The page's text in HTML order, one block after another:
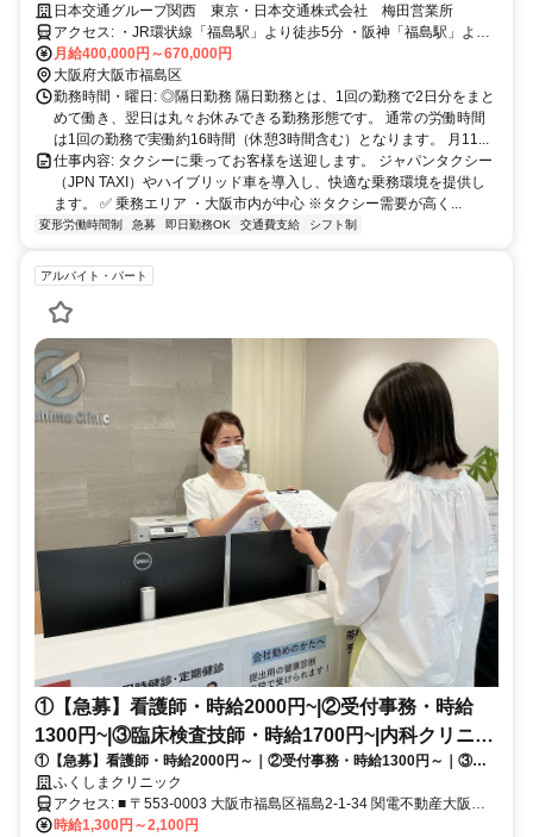
で未経験から稼げる！
日本交通グループ関西 東京・日本交通株式会社 梅田営業所
アクセス: ・JR環状線「福島駅」より徒歩5分 ・阪神「福島駅」より
徒歩6分 ✅ マイカー（車・バイク）通勤：可
月給400,000円～670,000円
大阪府大阪市福島区
勤務時間・曜日: ◎隔日勤務 隔日勤務とは、1回の勤務で2日分をまと
めて働き、翌日は丸々お休みできる勤務形態です。 通常の労働時間
は1回の勤務で実働約16時間（休憩3時間含む）となります。 月11...
仕事内容: タクシーに乗ってお客様を送迎します。 ジャパンタクシー
（JPN TAXI）やハイブリッド車を導入し、快適な乗務環境を提供し
ます。 ✅ 乗務エリア ・大阪市内が中心 ※タクシー需要が高く...
変形労働時間制 急募 即日勤務OK 交通費支給 シフト制
アルバイト・パート
①【急募】看護師・時給2000円~|②受付事務・時給
1300円~|③臨床検査技師・時給1700円~|内科クリニッ
ク|週2日〜OK|予約制で残業ほぼな
①【急募】看護師・時給2000円～｜②受付事務・時給1300円～｜③臨
床検査技師・時給1700円～｜新福島3分｜週2日〜OK｜予約制で残業ほ
ぼなし｜正社員登用実績あり
ふくしまクリニック
アクセス: ■ 〒553-0003 大阪市福島区福島2-1-34 関電不動産大阪福
島ビル 1F ■ 新福島3分／阪神福島3分／JR福島7分／京阪中之島7分 ■
時給1,300円～2,100円